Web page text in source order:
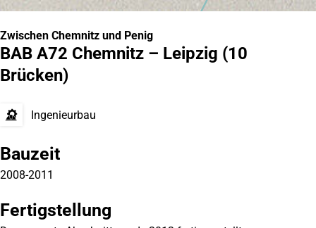
Zwischen Chemnitz und Penig
BAB A72 Chemnitz – Leipzig (10
Brücken)
Ingenieurbau
Bauzeit
2008-2011
Fertigstellung